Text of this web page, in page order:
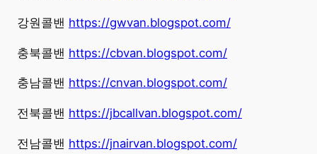
강원콜밴 https://gwvan.blogspot.com/
충북콜밴 https://cbvan.blogspot.com/
충남콜밴 https://cnvan.blogspot.com/
전북콜밴 https://jbcallvan.blogspot.com/
전남콜밴 https://jnairvan.blogspot.com/